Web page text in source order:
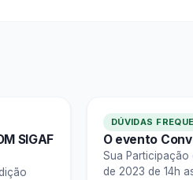
SIGAF
DÚVIDAS
O evento
Sua Participação
de 2023 de 14h